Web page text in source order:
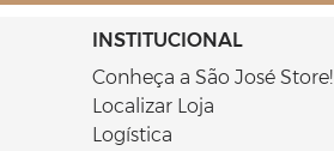
INSTITUCIONAL
Conheça a São José Store!
Localizar Loja
Logística